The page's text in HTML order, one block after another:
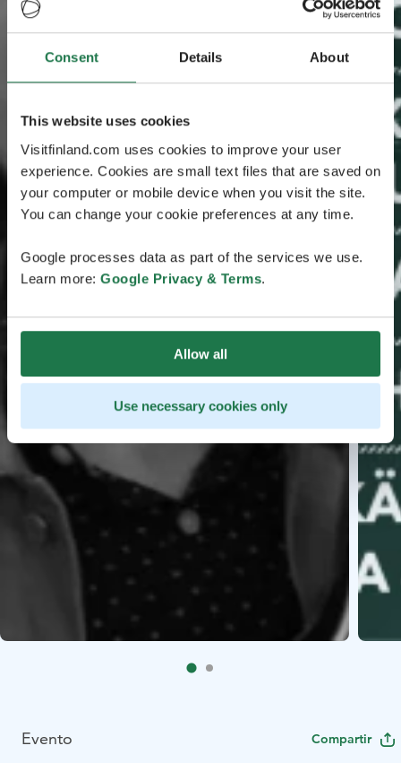
Consent Details About
This website uses cookies
Visitfinland.com uses cookies to improve your user
experience. Cookies are small text files that are saved on
your computer or mobile device when you visit the site.
You can change your cookie preferences at any time.
Google processes data as part of the services we use.
Learn more: Google Privacy & Terms.
Allow all
Use necessary cookies only
Evento Compartir